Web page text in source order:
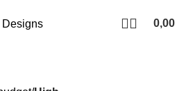
0,00